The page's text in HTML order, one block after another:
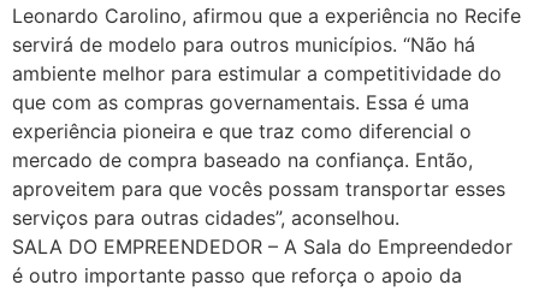
Leonardo Carolino, afirmou que a experiência no Recife
servirá de modelo para outros municípios. “Não há
ambiente melhor para estimular a competitividade do
que com as compras governamentais. Essa é uma
experiência pioneira e que traz como diferencial o
mercado de compra baseado na confiança. Então,
aproveitem para que vocês possam transportar esses
serviços para outras cidades”, aconselhou.
SALA DO EMPREENDEDOR – A Sala do Empreendedor
é outro importante passo que reforça o apoio da